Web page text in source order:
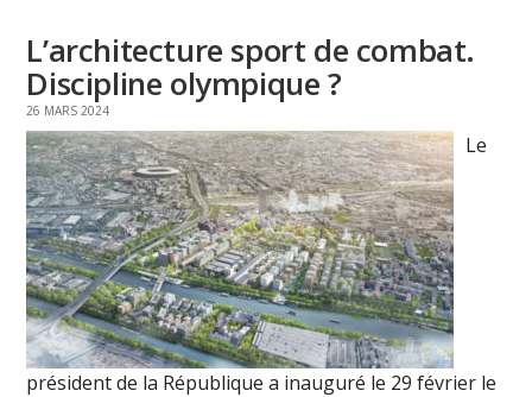
L’architecture sport de combat.
Discipline olympique ?
26 MARS 2024
Le
président de la République a inauguré le 29 février le